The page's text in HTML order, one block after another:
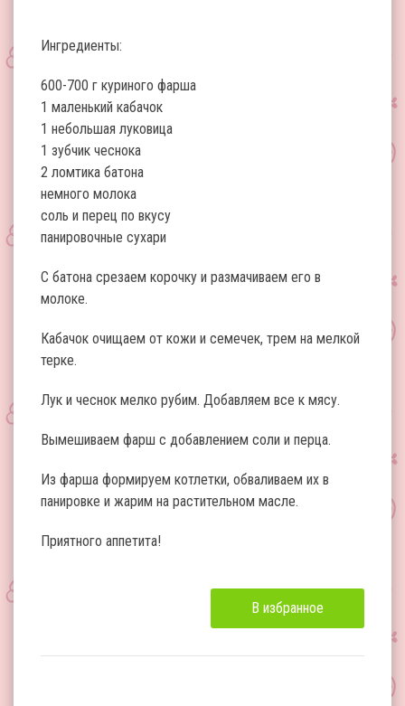
Ингредиенты:
600-700 г куриного фарша
1 маленький кабачок
1 небольшая луковица
1 зубчик чеснока
2 ломтика батона
немного молока
соль и перец по вкусу
панировочные сухари
С батона срезаем корочку и размачиваем его в
молоке.
Кабачок очищаем от кожи и семечек, трем на мелкой
терке.
Лук и чеснок мелко рубим. Добавляем все к мясу.
Вымешиваем фарш с добавлением соли и перца.
Из фарша формируем котлетки, обваливаем их в
панировке и жарим на растительном масле.
Приятного аппетита!
В избранное